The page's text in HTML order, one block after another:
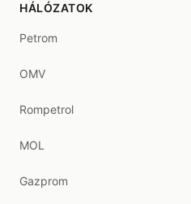
HÁLÓZATOK
Petrom
OMV
Rompetrol
MOL
Gazprom